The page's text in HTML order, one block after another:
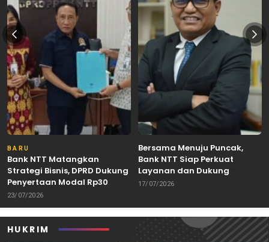
BARU
Bank NTT Matangkan
Strategi Bisnis, DPRD Dukung
Penyertaan Modal Rp30
Miliar
23/07/2026
Bersama Menuju Puncak,
Bank NTT Siap Perkuat
Layanan dan Dukung
Pertumbuhan Ekonomi NTT
17/07/2026
HUKRIM